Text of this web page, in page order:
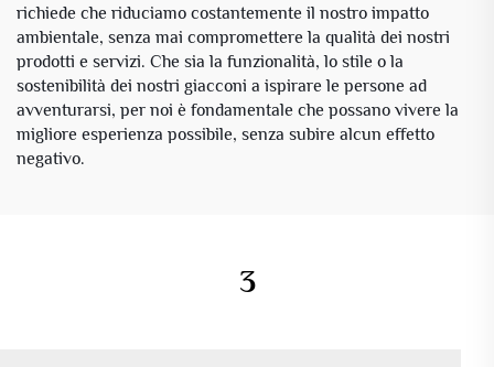
richiede che riduciamo costantemente il nostro impatto
ambientale, senza mai compromettere la qualità dei nostri
prodotti e servizi. Che sia la funzionalità, lo stile o la
sostenibilità dei nostri giacconi a ispirare le persone ad
avventurarsi, per noi è fondamentale che possano vivere la
migliore esperienza possibile, senza subire alcun effetto
negativo.
3